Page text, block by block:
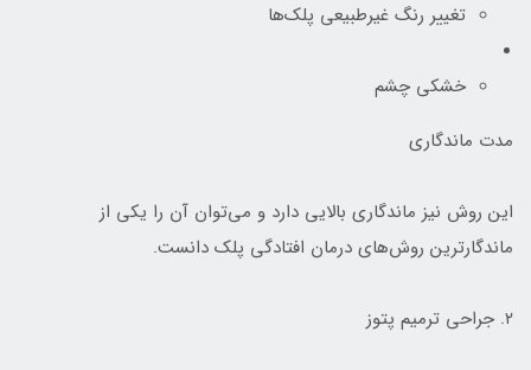
تغییر رنگ غیرطبیعی پلک‌ها
خشکی چشم
مدت ماندگاری
این روش نیز ماندگاری بالایی دارد و می‌توان آن را یکی از
ماندگارترین روش‌های درمان افتادگی پلک دانست.
۲. جراحی ترمیم پتوز